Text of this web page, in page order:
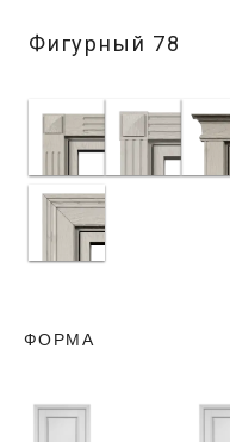
Фигурный 78
ФОРМА